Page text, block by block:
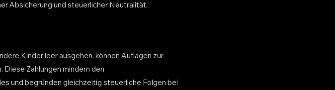
Absicherung und steuerlicher Neutralität.
Kinder leer ausgehen, können Auflagen zur
Zahlungen mindern den
und begründen gleichzeitig steuerliche Folgen bei